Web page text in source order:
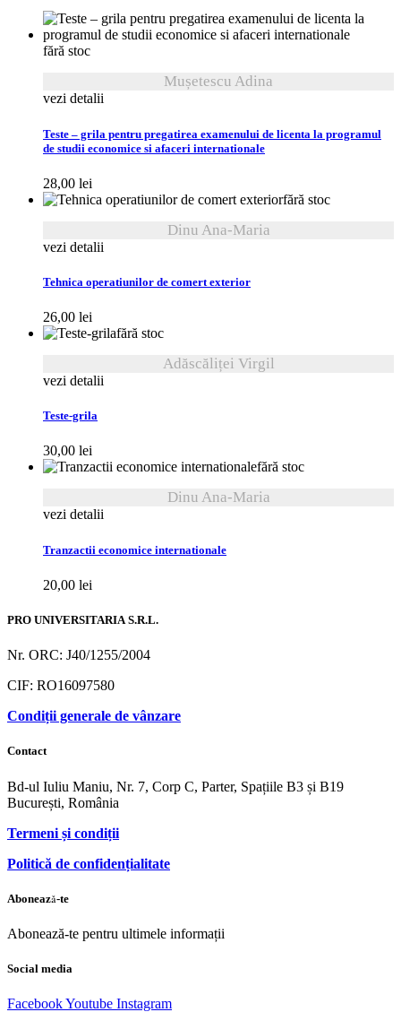
recente
fără stoc
Mușetescu Adina
vezi detalii
Teste – grila pentru pregatirea examenului de licenta la programul
de studii economice si afaceri internationale
28,00 lei
fără stoc
Dinu Ana-Maria
vezi detalii
Tehnica operatiunilor de comert exterior
26,00 lei
fără stoc
Adăscăliței Virgil
vezi detalii
Teste-grila
30,00 lei
fără stoc
Dinu Ana-Maria
vezi detalii
Tranzactii economice internationale
20,00 lei
PRO UNIVERSITARIA S.R.L.
Nr. ORC: J40/1255/2004
CIF: RO16097580
Condiții generale de vânzare
Contact
Bd-ul Iuliu Maniu, Nr. 7, Corp C, Parter, Spațiile B3 și B19
București, România
Termeni și condiții
Politică de confidențialitate
Abonează-te
Abonează-te pentru ultimele informații
Social media
FacebookYoutube Instagram